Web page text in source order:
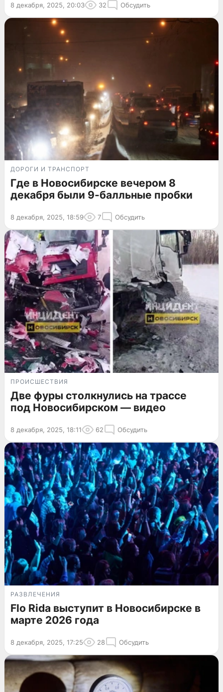
8 декабря, 2025, 20:03 32 Обсудить
ДОРОГИ И ТРАНСПОРТ
Где в Новосибирске вечером 8
декабря были 9-балльные пробки
8 декабря, 2025, 18:59 7 Обсудить
ПРОИСШЕСТВИЯ
Две фуры столкнулись на трассе
под Новосибирском — видео
8 декабря, 2025, 18:11 62 Обсудить
РАЗВЛЕЧЕНИЯ
Flo Rida выступит в Новосибирске в
марте 2026 года
8 декабря, 2025, 17:25 28 Обсудить